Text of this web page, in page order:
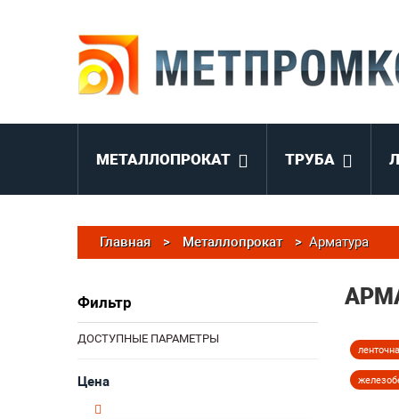
МЕТАЛЛОПРОКАТ ТРУБА
Главная > Металлопрокат > Арматура
Фильтр
ДОСТУПНЫЕ ПАРАМЕТРЫ
Цена